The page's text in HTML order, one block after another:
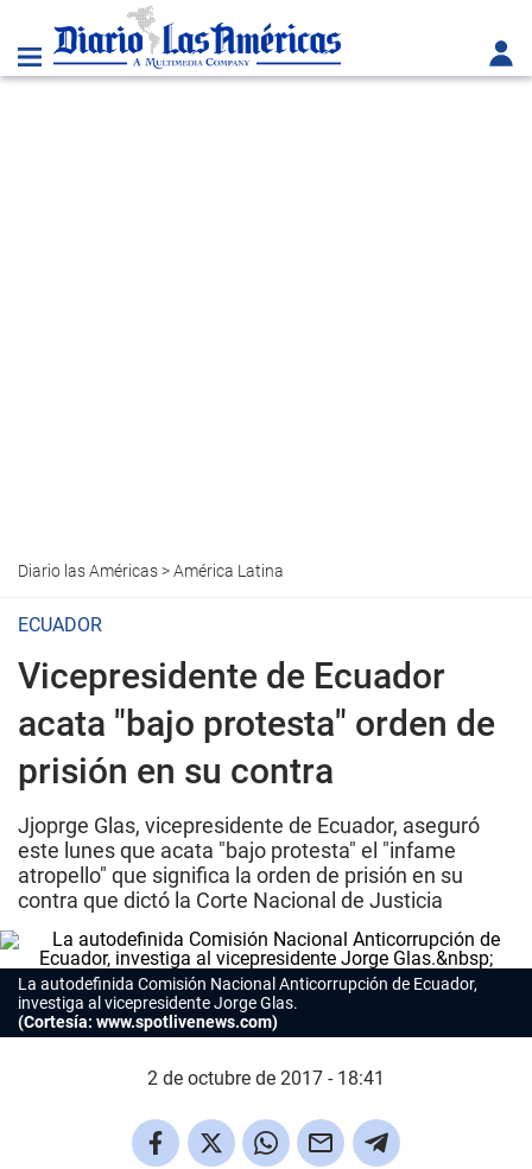
Diario las Américas>América Latina
ECUADOR
Vicepresidente de Ecuador
acata "bajo protesta" orden de
prisión en su contra
Jjoprge Glas, vicepresidente de Ecuador, aseguró
este lunes que acata "bajo protesta" el "infame
atropello" que significa la orden de prisión en su
contra que dictó la Corte Nacional de Justicia
La autodefinida Comisión Nacional Anticorrupción de Ecuador,
investiga al vicepresidente Jorge Glas.
(Cortesía: www.spotlivenews.com)
2 de octubre de 2017 - 18:41